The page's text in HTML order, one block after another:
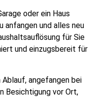
oder ein Haus
anfangen und alles neu
für Sie
und einzugsbereit für
Ablauf, angefangen bei
Besichtigung vor Ort,